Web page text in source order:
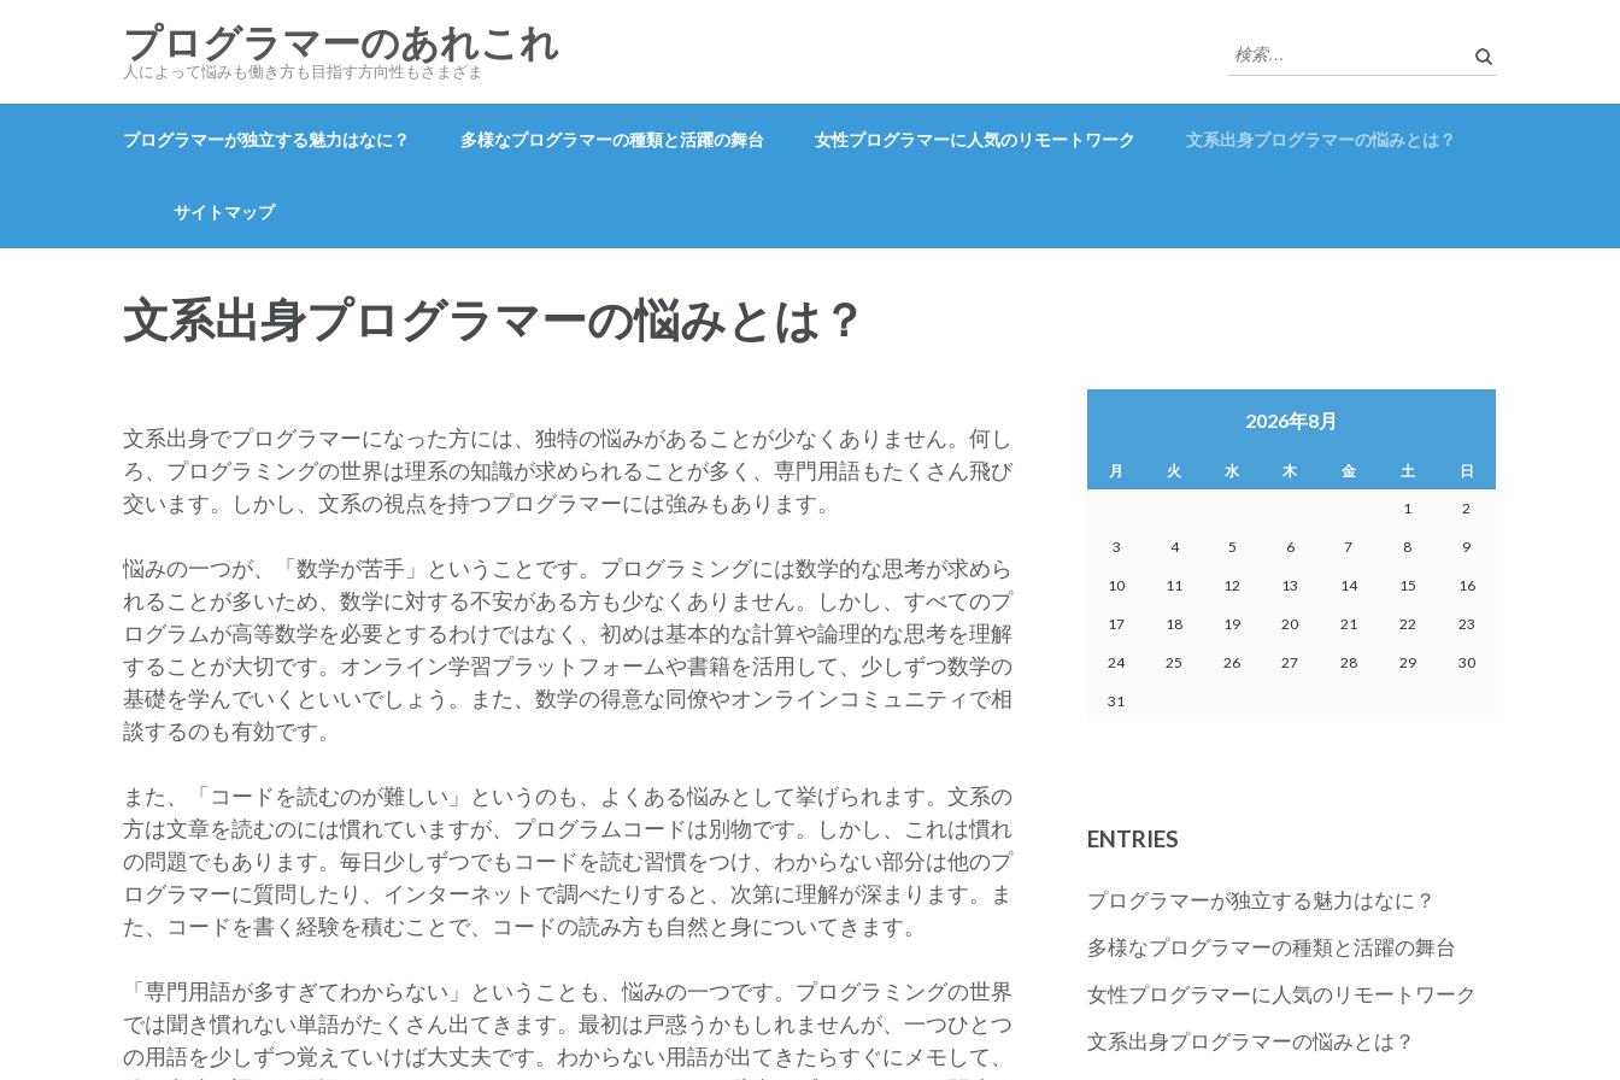
ン
キ
プログラマーのあれこれ
人によって悩みも働き方も目指す方向性もさまざま
検
索:
プログラマーが独立する魅力はなに？ 多様なプログラマーの種類と活躍の舞台 女性プログラマーに人気のリモートワーク 文系出身プログラマーの悩みとは？
サイトマップ
文系出身プログラマーの悩みとは？
文系出身でプログラマーになった方には、独特の悩みがあることが少なくありません。何し
ろ、プログラミングの世界は理系の知識が求められることが多く、専門用語もたくさん飛び
交います。しかし、文系の視点を持つプログラマーには強みもあります。
悩みの一つが、「数学が苦手」ということです。プログラミングには数学的な思考が求めら
れることが多いため、数学に対する不安がある方も少なくありません。しかし、すべてのプ
ログラムが高等数学を必要とするわけではなく、初めは基本的な計算や論理的な思考を理解
することが大切です。オンライン学習プラットフォームや書籍を活用して、少しずつ数学の
基礎を学んでいくといいでしょう。また、数学の得意な同僚やオンラインコミュニティで相
談するのも有効です。
また、「コードを読むのが難しい」というのも、よくある悩みとして挙げられます。文系の
方は文章を読むのには慣れていますが、プログラムコードは別物です。しかし、これは慣れ
の問題でもあります。毎日少しずつでもコードを読む習慣をつけ、わからない部分は他のプ
ログラマーに質問したり、インターネットで調べたりすると、次第に理解が深まります。ま
た、コードを書く経験を積むことで、コードの読み方も自然と身についてきます。
「専門用語が多すぎてわからない」ということも、悩みの一つです。プログラミングの世界
では聞き慣れない単語がたくさん出てきます。最初は戸惑うかもしれませんが、一つひとつ
の用語を少しずつ覚えていけば大丈夫です。わからない用語が出てきたらすぐにメモして、
2026年8月
月 火 水 木 金 土 日
1 2
3 4 5 6 7 8 9
10 11 12 13 14 15 16
17 18 19 20 21 22 23
24 25 26 27 28 29 30
31
ENTRIES
プログラマーが独立する魅力はなに？
多様なプログラマーの種類と活躍の舞台
女性プログラマーに人気のリモートワーク
文系出身プログラマーの悩みとは？